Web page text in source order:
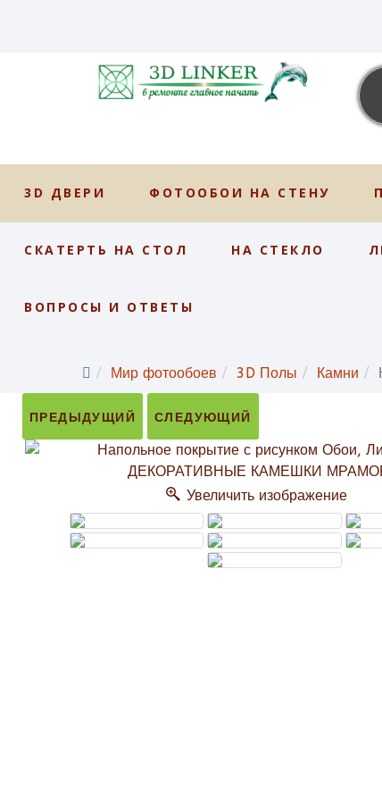
3D ДВЕРИ ФОТООБОИ НА СТЕНУ
СКАТЕРТЬ НА СТОЛ НА СТЕКЛО
ВОПРОСЫ И ОТВЕТЫ
Мир фотообоев 3D Полы Камни
ПРЕДЫДУЩИЙ СЛЕДУЮЩИЙ
Увеличить изображение